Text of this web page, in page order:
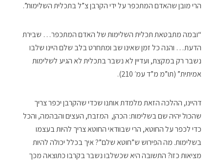
הרי מובן שהאדם המתכפר על ידי הקרבן צ”ל בתכלית השלימות”.
“ובמה מתבטאת תכלית השלימות של האדם המתכפר… שבירת
הדעת… והנה כל זמן שאינו שב ומתחרט בלב שלם היינו שלבו
נשבר רק במקצת, ועדיין לא נשבר בתכלית לא הגיע לשלימות
אמיתית” (תו”מ מ”ד עמ׳ 210).
דהיינו, ההלכה הזאת מלמדת אותנו שכדי שהקרבן יכפר צריך
שהכול יהיה שם בשלימות: הכהן, המזבח, העצים והבהמה, והכל
כדי לכפר על החוטא, הרי שבוודאי החוטא צריך להיות בעצמו
בשלימות. מה הפירוש ש”חוטא שלם”? איך בכלל יכולה להיות
מציאות כזו? התשובה היא שכשלבו נשבר בקרבו כתוצאה מכך